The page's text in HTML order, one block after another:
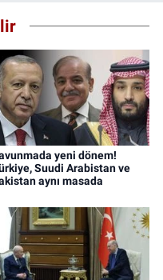
yeni dönem!
Suudi Arabistan ve
aynı masada